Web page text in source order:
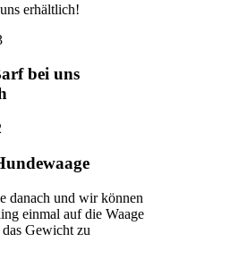
erhältlich!
bei uns
danach und wir können
einmal auf die Waage
Gewicht zu